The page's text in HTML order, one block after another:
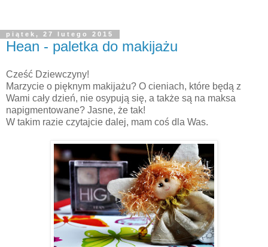
piątek, 27 lutego 2015
Hean - paletka do makijażu
Cześć Dziewczyny!
Marzycie o pięknym makijażu? O cieniach, które będą z
Wami cały dzień, nie osypują się, a także są na maksa
napigmentowane? Jasne, że tak!
W takim razie czytajcie dalej, mam coś dla Was.